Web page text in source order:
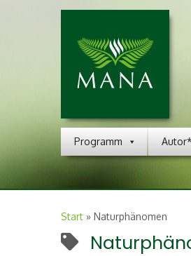
Programm
Start » Naturphänomen